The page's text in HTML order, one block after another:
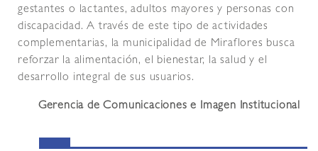
gestantes o lactantes, adultos mayores y personas con
discapacidad. A través de este tipo de actividades
complementarias, la municipalidad de Miraflores busca
reforzar la alimentación, el bienestar, la salud y el
desarrollo integral de sus usuarios.
Gerencia de Comunicaciones e Imagen Institucional